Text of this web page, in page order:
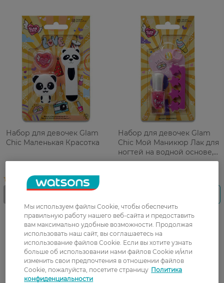
Набор для девочек Glam
Chic Маленькая Красотка
Набор для девочек Glam
Chic Мой Маникюр Лак для
ногтей на водной основе,
5,5 г+Сепаратор+Коблучка
Мы используем файлы Cookie, чтобы обеспечить
правильную работу нашего веб-сайта и предоставить
вам максимально удобные возможности. Продолжая
использовать наш сайт, вы соглашаетесь на
использование файлов Cookie. Если вы хотите узнать
больше об использовании нами файлов Cookie и/или
изменить свои предпочтения в отношении файлов
Cookie, пожалуйста, посетите страницу Политика
конфиденциальности